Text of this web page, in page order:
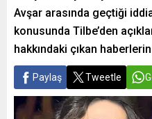
Avşar arasında geçtiği
konusunda Tilbe’den
hakkındaki çıkan
Paylaş Tweetle